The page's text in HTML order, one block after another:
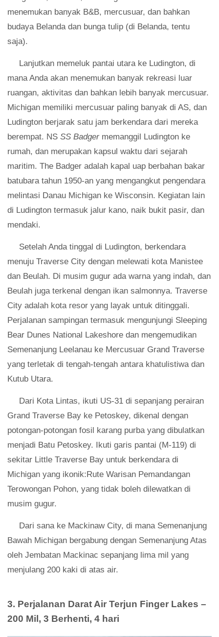
menemukan banyak B&B, mercusuar, dan bahkan
budaya Belanda dan bunga tulip (di Belanda, tentu
saja).
Lanjutkan memeluk pantai utara ke Ludington, di
mana Anda akan menemukan banyak rekreasi luar
ruangan, aktivitas dan bahkan lebih banyak mercusuar.
Michigan memiliki mercusuar paling banyak di AS, dan
Ludington berjarak satu jam berkendara dari mereka
berempat. NS SS Badger memanggil Ludington ke
rumah, dan merupakan kapsul waktu dari sejarah
maritim. The Badger adalah kapal uap berbahan bakar
batubara tahun 1950-an yang mengangkut pengendara
melintasi Danau Michigan ke Wisconsin. Kegiatan lain
di Ludington termasuk jalur kano, naik bukit pasir, dan
mendaki.
Setelah Anda tinggal di Ludington, berkendara
menuju Traverse City dengan melewati kota Manistee
dan Beulah. Di musim gugur ada warna yang indah, dan
Beulah juga terkenal dengan ikan salmonnya. Traverse
City adalah kota resor yang layak untuk ditinggali.
Perjalanan sampingan termasuk mengunjungi Sleeping
Bear Dunes National Lakeshore dan mengemudikan
Semenanjung Leelanau ke Mercusuar Grand Traverse
yang terletak di tengah-tengah antara khatulistiwa dan
Kutub Utara.
Dari Kota Lintas, ikuti US-31 di sepanjang perairan
Grand Traverse Bay ke Petoskey, dikenal dengan
potongan-potongan fosil karang purba yang dibulatkan
menjadi Batu Petoskey. Ikuti garis pantai (M-119) di
sekitar Little Traverse Bay untuk berkendara di
Michigan yang ikonik:Rute Warisan Pemandangan
Terowongan Pohon, yang tidak boleh dilewatkan di
musim gugur.
Dari sana ke Mackinaw City, di mana Semenanjung
Bawah Michigan bergabung dengan Semenanjung Atas
oleh Jembatan Mackinac sepanjang lima mil yang
menjulang 200 kaki di atas air.
3. Perjalanan Darat Air Terjun Finger Lakes –
200 Mil, 3 Berhenti, 4 hari